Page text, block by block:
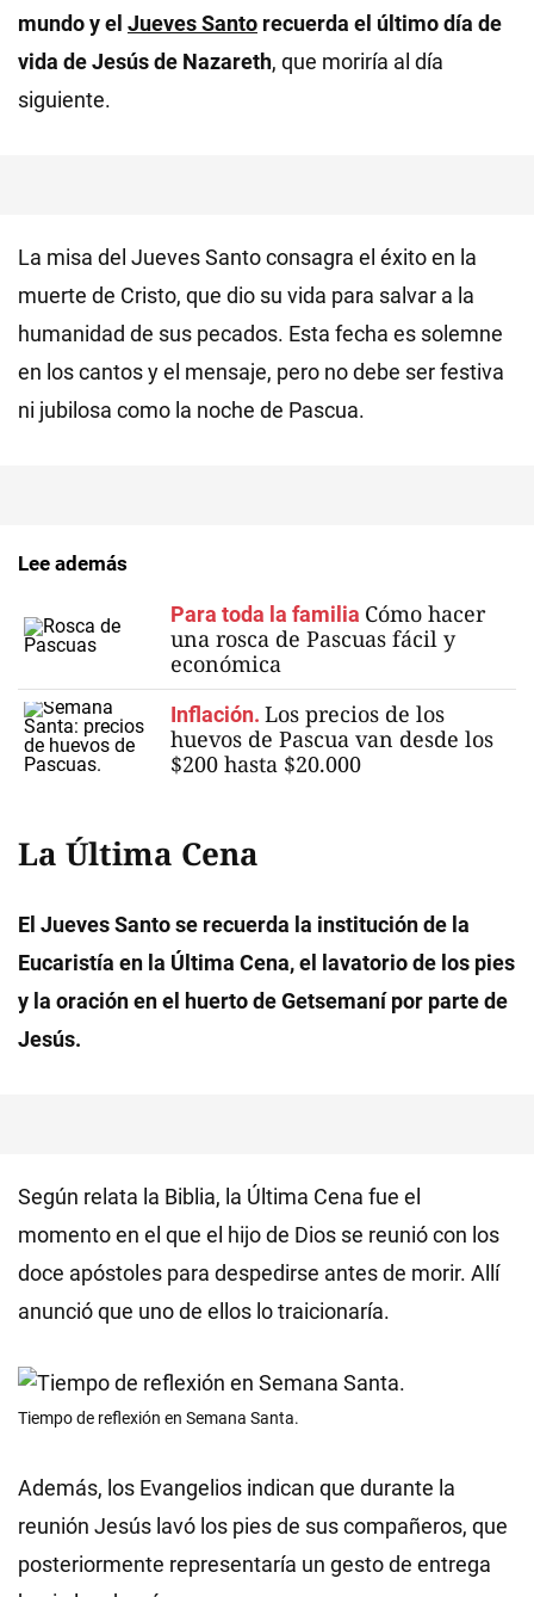
mundo y el Jueves Santo recuerda el último día de
vida de Jesús de Nazareth, que moriría al día
siguiente.
La misa del Jueves Santo consagra el éxito en la
muerte de Cristo, que dio su vida para salvar a la
humanidad de sus pecados. Esta fecha es solemne
en los cantos y el mensaje, pero no debe ser festiva
ni jubilosa como la noche de Pascua.
Lee además
Para toda la familia Cómo hacer
una rosca de Pascuas fácil y
económica
Inflación. Los precios de los
huevos de Pascua van desde los
$200 hasta $20.000
La Última Cena
El Jueves Santo se recuerda la institución de la
Eucaristía en la Última Cena, el lavatorio de los pies
y la oración en el huerto de Getsemaní por parte de
Jesús.
Según relata la Biblia, la Última Cena fue el
momento en el que el hijo de Dios se reunió con los
doce apóstoles para despedirse antes de morir. Allí
anunció que uno de ellos lo traicionaría.
Tiempo de reflexión en Semana Santa.
Además, los Evangelios indican que durante la
reunión Jesús lavó los pies de sus compañeros, que
posteriormente representaría un gesto de entrega